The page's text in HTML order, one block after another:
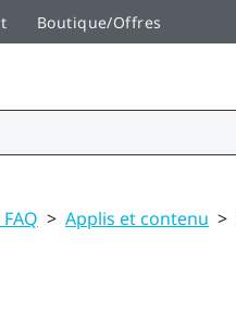
Boutique/Offres
> Applis et contenu >